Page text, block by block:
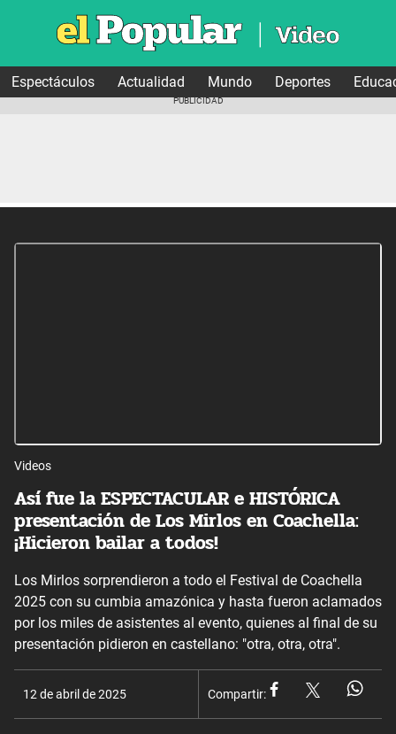
Espectáculos Actualidad Mundo Deportes
Videos
Así fue la ESPECTACULAR e HISTÓRICA
presentación de Los Mirlos en Coachella:
¡Hicieron bailar a todos!
Los Mirlos sorprendieron a todo el Festival de Coachella
2025 con su cumbia amazónica y hasta fueron aclamados
por los miles de asistentes al evento, quienes al final de su
presentación pidieron en castellano: "otra, otra, otra".
12 de abril de 2025 Compartir: